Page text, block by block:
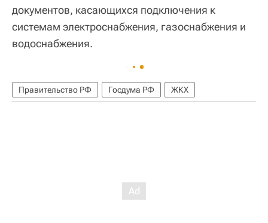
документов, касающихся подключения к
системам электроснабжения, газоснабжения и
водоснабжения.
Правительство РФ Госдума РФ ЖКХ